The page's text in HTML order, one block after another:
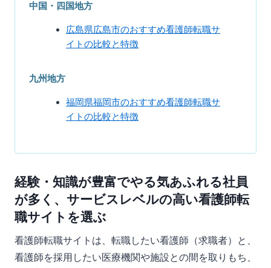
中国・四国地方
広島県広島市のおすすめ看護師転職サ
イトの比較と特徴
九州地方
福岡県福岡市のおすすめ看護師転職サ
イトの比較と特徴
経験・知識が豊富でやる気あふれる社員
が多く、サービスレベルの高い看護師転
職サイトを選ぶ
看護師転職サイトは、転職したい看護師（求職者）と、
看護師を採用したい医療機関や施設との間を取りもち、